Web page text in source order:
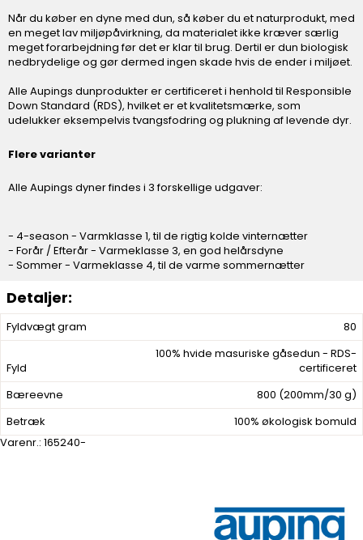
Fyldvægt gram 80
Fyld
100% hvide masuriske gåsedun - RDS-
certificeret
Bæreevne
800 (200mm/30 g)
Betræk
100% økologisk bomuld
Varenr.: 165240-
Når du køber en dyne med dun, så køber du et naturprodukt, med
en meget lav miljøpåvirkning, da materialet ikke kræver særlig
meget forarbejdning før det er klar til brug. Dertil er dun biologisk
nedbrydelige og gør dermed ingen skade hvis de ender i miljøet.
Alle Aupings dunprodukter er certificeret i henhold til Responsible
Down Standard (RDS), hvilket er et kvalitetsmærke, som
udelukker eksempelvis tvangsfodring og plukning af levende dyr.
Flere varianter
Alle Aupings dyner findes i 3 forskellige udgaver:
- 4-season - Varmklasse 1, til de rigtig kolde vinternætter
- Forår / Efterår - Varmeklasse 3, en god helårsdyne
- Sommer - Varmeklasse 4, til de varme sommernætter